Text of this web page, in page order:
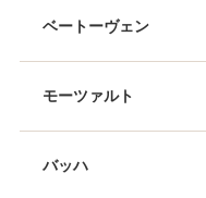
ベートーヴェン
モーツァルト
バッハ